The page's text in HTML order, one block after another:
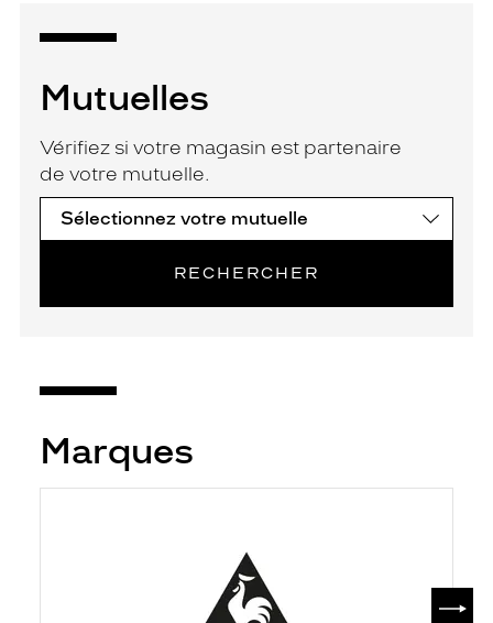
Mutuelles
Vérifiez si votre magasin est partenaire
de votre mutuelle.
RECHERCHER
Marques